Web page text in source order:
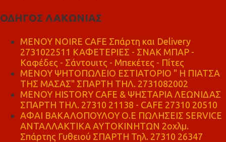
ΟΔΗΓΟΣ ΛΑΚΩΝΙΑΣ
MENOY NOIRE CAFE Σπάρτη και Delivery
2731022511 ΚΑΦΕΤΕΡΙΕΣ - ΣΝΑΚ ΜΠΑΡ -
Καφέδες - Σάντουιτς - Μπεκέτες - Πίτες
ΜΕΝΟΥ ΨΗΤΟΠΩΛΕΙΟ ΕΣΤΙΑΤΟΡΙΟ " Η ΠΙΑΤΣΑ
ΤΗΣ ΜΑΣΑΣ" ΣΠΑΡΤΗ ΤΗΛ. 2731082002
ΜΕΝΟΥ HISTORY CAFE & ΨΗΣΤΑΡΙΑ ΛΕΩΝΙΔΑΣ
ΣΠΑΡΤΗ ΤΗΛ. 27310 21138 - CAFE 27310 20510
ΑΦΑΙ ΒΑΚΑΛΟΠΟΥΛΟΥ Ο.Ε ΠΩΛΗΣΕΙΣ SERVICE
ΑΝΤΑΛΛΑΚΤΙΚΑ ΑΥΤΟΚΙΝΗΤΩΝ 2οχλμ.
Σπάρτης Γυθειού ΣΠΑΡΤΗ Τηλ. 27310 26347